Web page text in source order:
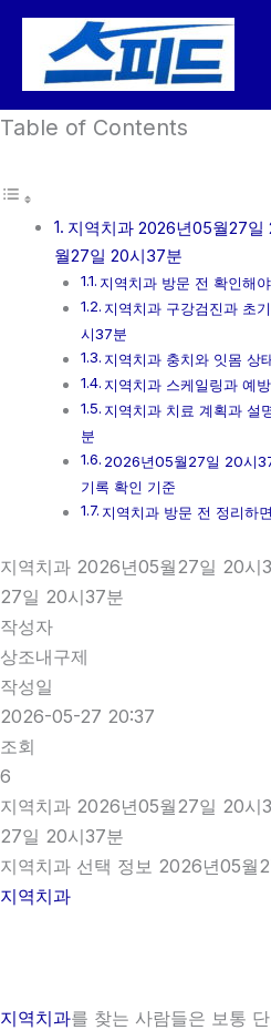
건
뛰
Table of Contents
지역치과 2026년05월27
월27일 20시37분
지역치과 방문 전 확인해
지역치과 구강검진과 초
시37분
지역치과 충치와 잇몸 상
지역치과 스케일링과 예
지역치과 치료 계획과
분
2026년05월27일 20시
기록 확인 기준
지역치과 방문 전 정리하
지역치과 2026년05월27일 20시
27일 20시37분
작성자
상조내구제
작성일
2026-05-27 20:37
조회
6
지역치과 2026년05월27일 20시
27일 20시37분
지역치과 선택 정보 2026년05월
지역치과
지역치과를 찾는 사람들은 보통